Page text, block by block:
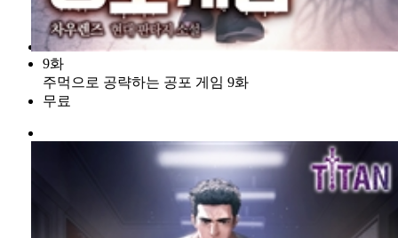
9화
주먹으로 공략하는 공포 게임 9화
무료